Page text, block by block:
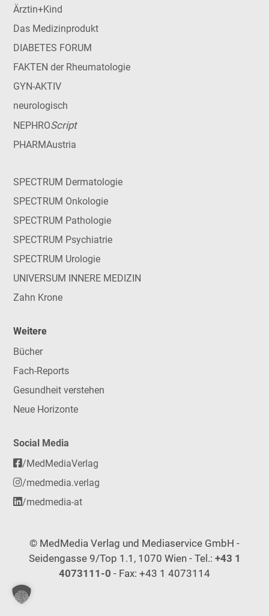
Ärztin+Kind
Das Medizinprodukt
DIABETES FORUM
FAKTEN der Rheumatologie
GYN-AKTIV
neurologisch
NEPHROScript
PHARMAustria
SPECTRUM Dermatologie
SPECTRUM Onkologie
SPECTRUM Pathologie
SPECTRUM Psychiatrie
SPECTRUM Urologie
UNIVERSUM INNERE MEDIZIN
Zahn Krone
Weitere
Bücher
Fach-Reports
Gesundheit verstehen
Neue Horizonte
Social Media
/MedMediaVerlag
/medmedia.verlag
/medmedia-at
© MedMedia Verlag und Mediaservice GmbH -
Seidengasse 9/Top 1.1, 1070 Wien - Tel.: +43 1
4073111-0 - Fax: +43 1 4073114